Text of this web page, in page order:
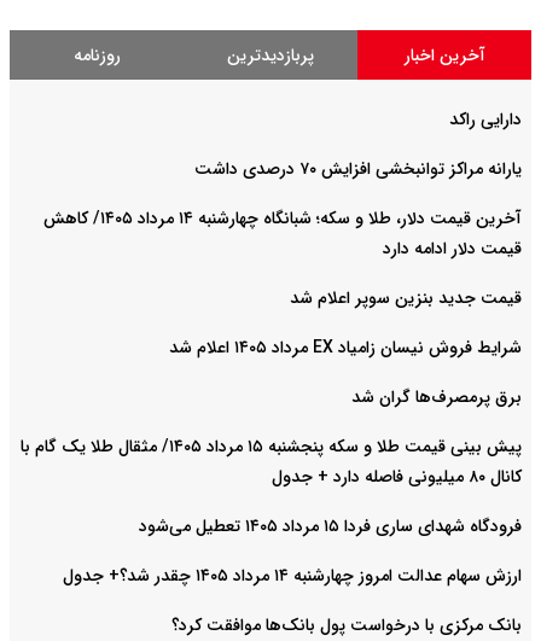
آخرین اخبار پربازدیدترین روزنامه
دارایی راکد
یارانه مراکز توانبخشی افزایش ۷۰ درصدی داشت
آخرین قیمت دلار، طلا و سکه؛ شبانگاه چهارشنبه ۱۴ مرداد ۱۴۰۵/ کاهش
قیمت دلار ادامه دارد
قیمت جدید بنزین سوپر اعلام شد
شرایط فروش نیسان زامیاد EX مرداد ۱۴۰۵ اعلام شد
برق پرمصرف‌ها گران شد
پیش‌ بینی قیمت طلا و سکه پنجشنبه ۱۵ مرداد ۱۴۰۵/ مثقال طلا یک گام با
کانال ۸۰ میلیونی فاصله دارد + جدول
فرودگاه شهدای ساری فردا ۱۵ مرداد ۱۴۰۵ تعطیل می‌شود
ارزش سهام عدالت امروز چهارشنبه ۱۴ مرداد ۱۴۰۵ چقدر شد؟+ جدول
بانک مرکزی با درخواست پول بانک‌ها موافقت کرد؟